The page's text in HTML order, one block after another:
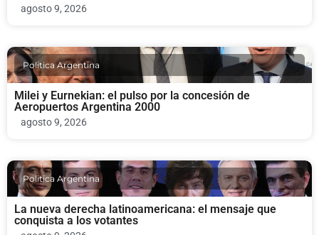
agosto 9, 2026
Politica Argentina
Milei y Eurnekian: el pulso por la concesión de
Aeropuertos Argentina 2000
agosto 9, 2026
Politica Argentina
La nueva derecha latinoamericana: el mensaje que
conquista a los votantes